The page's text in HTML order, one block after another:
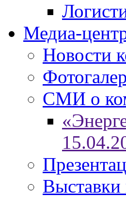
Медиа-
Новости
СМИ о